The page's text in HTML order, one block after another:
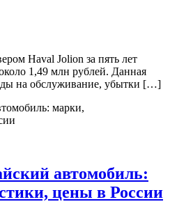
Haval Jolion за пять лет
1,49 млн рублей. Данная
на обслуживание, убытки […]
автомобиль:
цены в России